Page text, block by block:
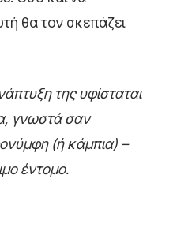
θα τον σκεπάζει
της υφίσταται
γνωστά σαν
(ή κάμπια) –
έντομο.